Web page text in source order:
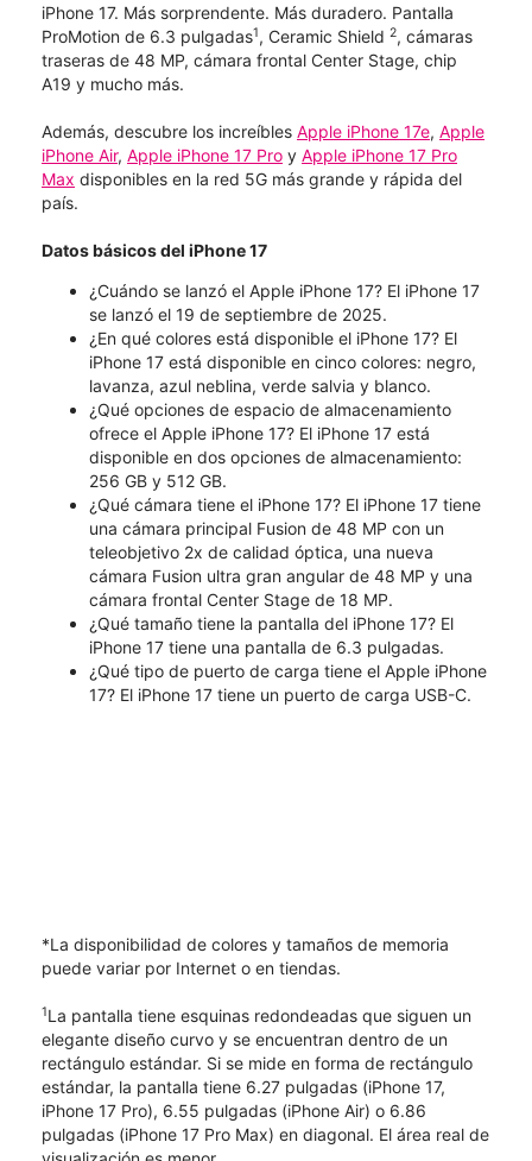
iPhone 17. Más sorprendente. Más duradero. Pantalla
ProMotion de 6.3 pulgadas1, Ceramic Shield 2, cámaras
traseras de 48 MP, cámara frontal Center Stage, chip
A19 y mucho más.
Además, descubre los increíbles Apple iPhone 17e, Apple
iPhone Air, Apple iPhone 17 Pro y Apple iPhone 17 Pro
Max disponibles en la red 5G más grande y rápida del
país.
Datos básicos del iPhone 17
¿Cuándo se lanzó el Apple iPhone 17? El iPhone 17
se lanzó el 19 de septiembre de 2025.
¿En qué colores está disponible el iPhone 17? El
iPhone 17 está disponible en cinco colores: negro,
lavanza, azul neblina, verde salvia y blanco.
¿Qué opciones de espacio de almacenamiento
ofrece el Apple iPhone 17? El iPhone 17 está
disponible en dos opciones de almacenamiento:
256 GB y 512 GB.
¿Qué cámara tiene el iPhone 17? El iPhone 17 tiene
una cámara principal Fusion de 48 MP con un
teleobjetivo 2x de calidad óptica, una nueva
cámara Fusion ultra gran angular de 48 MP y una
cámara frontal Center Stage de 18 MP.
¿Qué tamaño tiene la pantalla del iPhone 17? El
iPhone 17 tiene una pantalla de 6.3 pulgadas.
¿Qué tipo de puerto de carga tiene el Apple iPhone
17? El iPhone 17 tiene un puerto de carga USB-C.
*La disponibilidad de colores y tamaños de memoria
puede variar por Internet o en tiendas.
1La pantalla tiene esquinas redondeadas que siguen un
elegante diseño curvo y se encuentran dentro de un
rectángulo estándar. Si se mide en forma de rectángulo
estándar, la pantalla tiene 6.27 pulgadas (iPhone 17,
iPhone 17 Pro), 6.55 pulgadas (iPhone Air) o 6.86
pulgadas (iPhone 17 Pro Max) en diagonal. El área real de